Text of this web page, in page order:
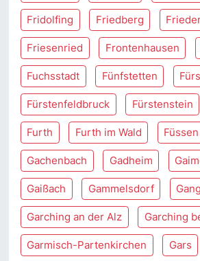
Fridolfing Friedberg
Friesenried Frontenhausen
Fuchsstadt Fünfstetten
Fürstenfeldbruck Fürstenstein
Furth Furth im Wald Füssen
Gachenbach Gadheim
Gaißach Gammelsdorf
Garching an der Alz Garching
Garmisch-Partenkirchen Gars